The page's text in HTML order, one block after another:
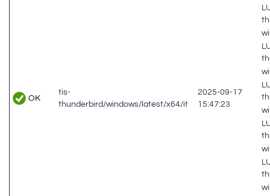
OK
tis-
thunderbird/windows/latest/x64/it
2025-09-17
15:47:23